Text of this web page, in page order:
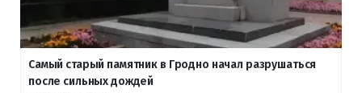
Самый старый памятник в Гродно начал разрушаться
после сильных дождей